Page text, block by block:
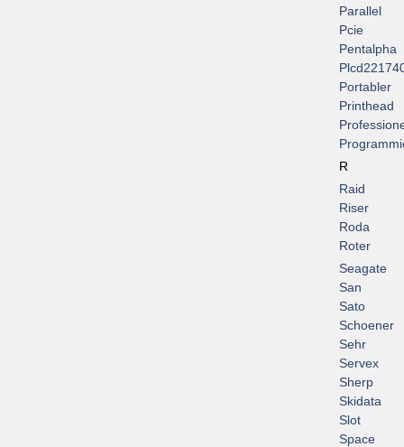
Parallel
Pcie
Pentalpha
Portabler
Printhead
R
Raid
Riser
Roda
Roter
Seagate
San
Sato
Schoener
Sehr
Servex
Sherp
Skidata
Slot
Space